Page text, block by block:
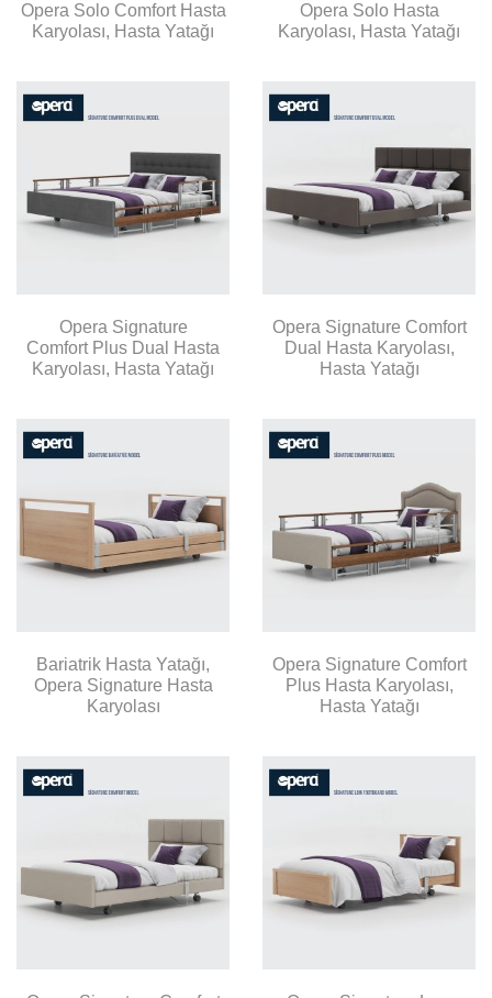
Opera Solo Comfort Hasta
Karyolası, Hasta Yatağı
Opera Solo Hasta
Karyolası, Hasta Yatağı
Opera Signature
Comfort Plus Dual Hasta
Karyolası, Hasta Yatağı
Opera Signature Comfort
Dual Hasta Karyolası,
Hasta Yatağı
Bariatrik Hasta Yatağı,
Opera Signature Hasta
Karyolası
Opera Signature Comfort
Plus Hasta Karyolası,
Hasta Yatağı